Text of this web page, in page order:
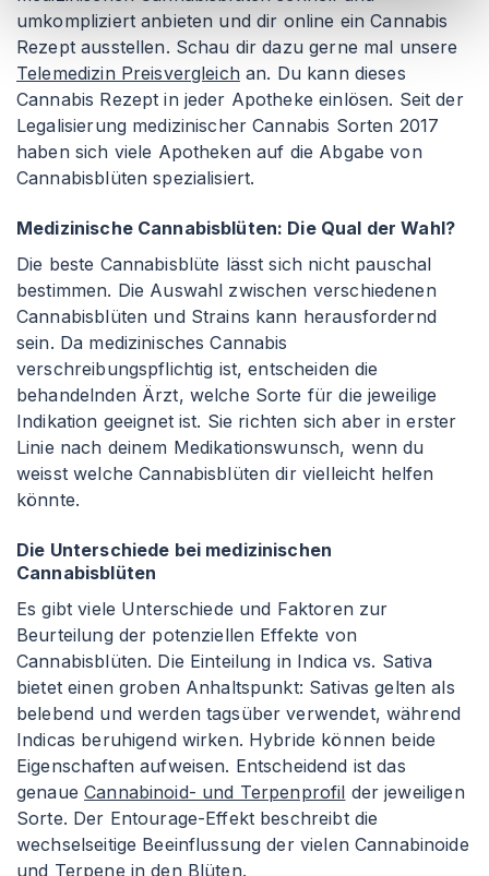
umkompliziert anbieten und dir online ein Cannabis
Rezept ausstellen. Schau dir dazu gerne mal unsere
Telemedizin Preisvergleich an. Du kann dieses
Cannabis Rezept in jeder Apotheke einlösen. Seit der
Legalisierung medizinischer Cannabis Sorten 2017
haben sich viele Apotheken auf die Abgabe von
Cannabisblüten spezialisiert.
Medizinische Cannabisblüten: Die Qual der Wahl?
Die beste Cannabisblüte lässt sich nicht pauschal
bestimmen. Die Auswahl zwischen verschiedenen
Cannabisblüten und Strains kann herausfordernd
sein. Da medizinisches Cannabis
verschreibungspflichtig ist, entscheiden die
behandelnden Ärzt, welche Sorte für die jeweilige
Indikation geeignet ist. Sie richten sich aber in erster
Linie nach deinem Medikationswunsch, wenn du
weisst welche Cannabisblüten dir vielleicht helfen
könnte.
Die Unterschiede bei medizinischen
Cannabisblüten
Es gibt viele Unterschiede und Faktoren zur
Beurteilung der potenziellen Effekte von
Cannabisblüten. Die Einteilung in Indica vs. Sativa
bietet einen groben Anhaltspunkt: Sativas gelten als
belebend und werden tagsüber verwendet, während
Indicas beruhigend wirken. Hybride können beide
Eigenschaften aufweisen. Entscheidend ist das
genaueCannabinoid- und Terpenprofil der jeweiligen
Sorte. Der Entourage-Effekt beschreibt die
wechselseitige Beeinflussung der vielen Cannabinoide
und Terpene in den Blüten.